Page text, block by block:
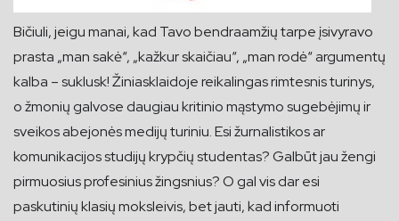
Bičiuli, jeigu manai, kad Tavo bendraamžių tarpe įsivyravo
prasta „man sakė“, „kažkur skaičiau“, „man rodė“ argumentų
kalba – suklusk! Žiniasklaidoje reikalingas rimtesnis turinys,
o žmonių galvose daugiau kritinio mąstymo sugebėjimų ir
sveikos abejonės medijų turiniu. Esi žurnalistikos ar
komunikacijos studijų krypčių studentas? Galbūt jau žengi
pirmuosius profesinius žingsnius? O gal vis dar esi
paskutinių klasių moksleivis, bet jauti, kad informuoti